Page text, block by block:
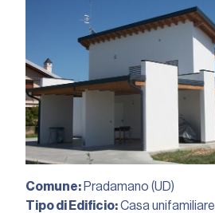
Comune: Pradamano (UD)
Tipo di Edificio:Casa unifamiliare